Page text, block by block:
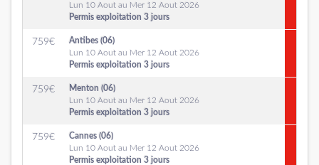
Lun 10 Aout au Mer 12 Aout 2026
Permis exploitation 3 jours
759€
Antibes (06)
Lun 10 Aout au Mer 12 Aout 2026
Permis exploitation 3 jours
759€
Menton (06)
Lun 10 Aout au Mer 12 Aout 2026
Permis exploitation 3 jours
759€
Cannes (06)
Lun 10 Aout au Mer 12 Aout 2026
Permis exploitation 3 jours